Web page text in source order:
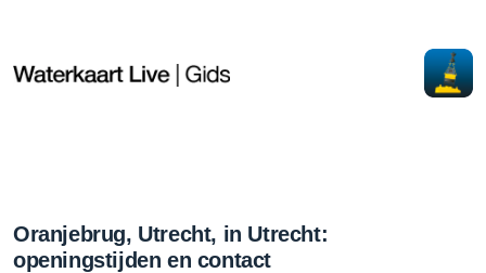
Oranjebrug, Utrecht, in Utrecht:
openingstijden en contact